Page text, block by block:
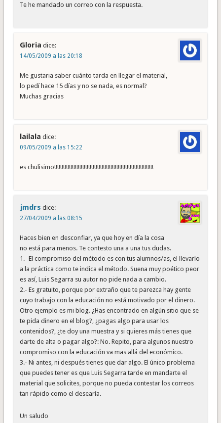
Te he mandado un correo con la respuesta.
Gloria dice:
14/05/2009 a las 20:18
Me gustaria saber cuánto tarda en llegar el material,
lo pedí hace 15 días y no se nada, es normal?
Muchas gracias
lailala dice:
09/05/2009 a las 15:22
es chulisimo!!!!!!!!!!!!!!!!!!!!!!!!!!!!!!!!!!!!!!!!!!!!!!!!!!!!!!!!!!!!!!!!!!!
jmdrs dice:
27/04/2009 a las 08:15
Haces bien en desconfiar, ya que hoy en día la cosa
no está para menos. Te contesto una a una tus dudas.
1.- El compromiso del método es con tus alumnos/as, el llevarlo
a la práctica como te indica el método. Suena muy poético peor
es así, Luis Segarra su autor no pide nada a cambio.
2.- Es gratuito, porque por extraño que te parezca hay gente
cuyo trabajo con la educación no está motivado por el dinero.
Otro ejemplo es mi blog. ¿Has encontrado en algún sitio que se
te pida dinero en el blog?, ¿pagas algo para usar los
contenidos?, ¿te doy una muestra y si quieres más tienes que
darte de alta o pagar algo?: No. Repito, para algunos nuestro
compromiso con la educación va mas allá del económico.
3.- Ni antes, ni después tienes que dar algo. El único problema
que puedes tener es que Luis Segarra tarde en mandarte el
material que solicites, porque no pueda contestar los correos
tan rápido como el desearía.
Un saludo